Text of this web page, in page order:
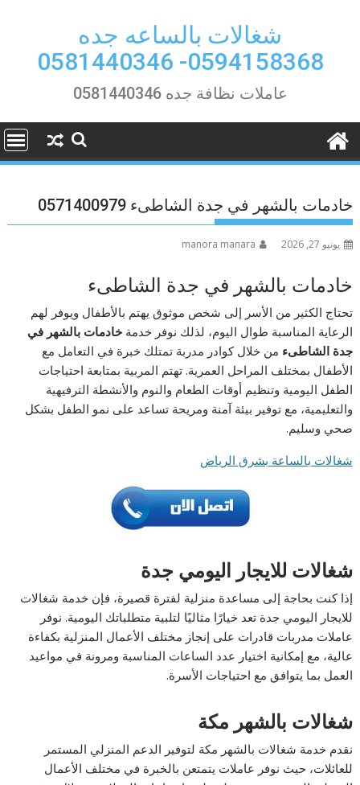
شغالات بالساعه جده
0594158368- 0581440346
عاملات نظافة جده 0581440346
خادمات بالشهر في جدة الشاطىء 0571400979
يونيو 27, 2026 manora manara
خادمات بالشهر في جدة الشاطىء
تحتاج الكثير من الأسر إلى شخص موثوق يهتم بالأطفال ويوفر لهم
الرعاية المناسبة طوال اليوم، لذلك نوفر خدمةخادمات بالشهر في
جدة الشاطىء من خلال كوادر مدربة تمتلك خبرة في التعامل مع
الأطفال بمختلف المراحل العمرية. تهتم المربية بمتابعة احتياجات
الطفل اليومية وتنظيم أوقات الطعام والنوم والأنشطة الترفيهية
والتعليمية، مع توفير بيئة آمنة ومريحة تساعد على نمو الطفل بشكل
صحي وسليم.
شغالات بالساعة بشرق الرياض
شغالات للايجار اليومي جدة
إذا كنت بحاجة إلى مساعدة منزلية لفترة قصيرة، فإن خدمة شغالات
للايجار اليومي جدة تعد خيارًا مثاليًا لتلبية متطلباتك اليومية. نوفر
عاملات مدربات قادرات على إنجاز مختلف الأعمال المنزلية بكفاءة
عالية، مع إمكانية اختيار عدد الساعات المناسبة ومرونة في مواعيد
العمل بما يتوافق مع احتياجات الأسرة.
شغالات بالشهر مكة
نقدم خدمة شغالات بالشهر مكة لتوفير الدعم المنزلي المستمر
للعائلات، حيث نوفر عاملات يتمتعن بالخبرة في مختلف الأعمال